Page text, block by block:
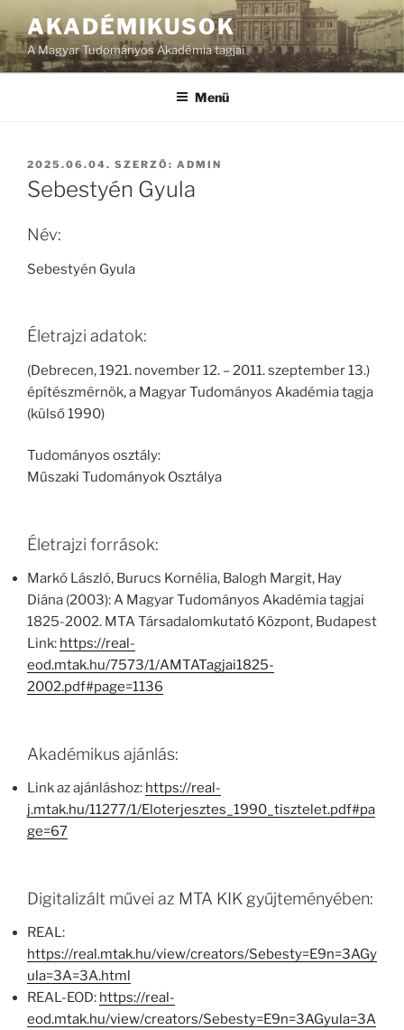
AKADÉMIKUSOK
A Magyar Tudományos Akadémia tagjai
Menü
BEKÜLDVE:
2025.06.04. SZERZŐ: ADMIN
Sebestyén Gyula
Név:
Sebestyén Gyula
Életrajzi adatok:
(Debrecen, 1921. november 12. – 2011. szeptember 13.)
építészmérnök, a Magyar Tudományos Akadémia tagja
(külső 1990)
Tudományos osztály:
Műszaki Tudományok Osztálya
Életrajzi források:
Markó László, Burucs Kornélia, Balogh Margit, Hay
Diána (2003): A Magyar Tudományos Akadémia tagjai
1825-2002. MTA Társadalomkutató Központ, Budapest
Link: https://real-
eod.mtak.hu/7573/1/AMTATagjai1825-
2002.pdf#page=1136
Akadémikus ajánlás:
Link az ajánláshoz: https://real-
j.mtak.hu/11277/1/Eloterjesztes_1990_tisztelet.pdf#pa
ge=67
Digitalizált művei az MTA KIK gyűjteményében:
REAL:
https://real.mtak.hu/view/creators/Sebesty=E9n=3AGy
ula=3A=3A.html
REAL-EOD: https://real-
eod.mtak.hu/view/creators/Sebesty=E9n=3AGyula=3A